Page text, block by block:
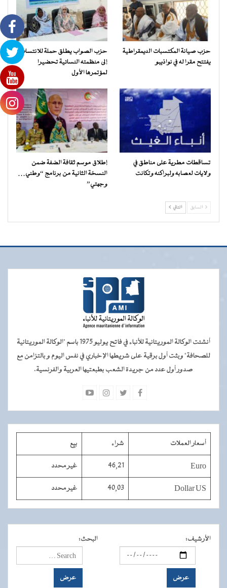
حزب صيانة المكتسبات الديمقراطية
يفتتح مقرا له في نواذيبو
حزب الصواب يطلق حملة للانتساب
إلى منظمته النسائية تحضيرا
لمؤتمرها الأول
تساقطات مطرية على مناطق في
ولايات لعصابه ولبراكنه وتكانت
إطلاق موسم ثقافة الضفة ضمن
النسخة الثانية من برنامج “وطني…
وجهتي”
السابق التالي
أنشئت الوكالة الموريتانية للأنباء في فاتح يوليو 1975 باسم "الوكالة الموريتانية
للصحافة" وبثت أول برقية على شريطها الإخباري في نفس اليوم و بالتزامن مع
صدور أول عدد من جريدة الشعب بطبعتيها العربية والفرنسية.
أسعار العملات شراء بيع
Euro
46,21 غير محدد
Dollar US
40,03 غير محدد
الأرشيف: البحث: